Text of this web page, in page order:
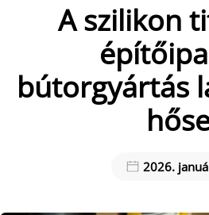
A szilikon
bútorgyártás
2026.